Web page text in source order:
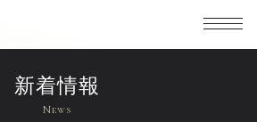
新着情報
News